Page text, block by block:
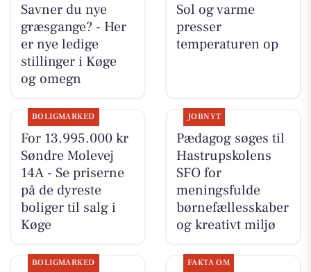
Savner du nye
græsgange? - Her
er nye ledige
stillinger i Køge
og omegn
Sol og varme
presser
temperaturen op
BOLIGMARKED
For 13.995.000 kr
Søndre Molevej
14A - Se priserne
på de dyreste
boliger til salg i
Køge
JOBNYT
Pædagog søges til
Hastrupskolens
SFO for
meningsfulde
børnefællesskaber
og kreativt miljø
BOLIGMARKED FAKTA OM